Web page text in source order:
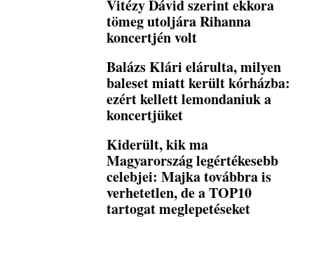
Vitézy Dávid szerint ekkora
tömeg utoljára Rihanna
koncertjén volt
Balázs Klári elárulta, milyen
baleset miatt került kórházba:
ezért kellett lemondaniuk a
koncertjüket
Kiderült, kik ma
Magyarország legértékesebb
celebjei: Majka továbbra is
verhetetlen, de a TOP10
tartogat meglepetéseket